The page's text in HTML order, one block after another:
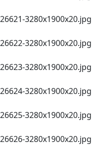
26621-3280х1900х20.jpg
26622-3280х1900х20.jpg
26623-3280х1900х20.jpg
26624-3280х1900х20.jpg
26625-3280х1900х20.jpg
26626-3280х1900х20.jpg